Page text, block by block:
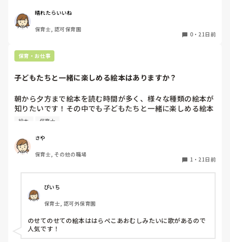
こんな園で働くメリットはなんですか？精神面が鍛えられ
る。正職の仕事が出来るようになる。明らかに頭がおかし
い。
仕事内容何も差がある事はありません。
私は園でやりたくないので家に持って帰ってやりますが、園
それが『違い』なんですか？え？やってる内容はきっと間違
月案、週案、おたより、行事の係、連絡帳の記入、ブログ。
これがパートの仕事なんですか？
前の園が神園だっただけですか？戻りたいなー。
長文お付き合い下さりありがとうございます😭✨
これまで、パートですが、長く保育士をしていて軽く痛いこ
とはこれまでもあったもののほぼ腰痛は無縁だったので、対
数日間、軽く片側の腰、足の付け根からが痛いと思いなが
の思いで起きたら今度はしゃがめない、かがめない。
その日は早番。
がむのはどこか持たないと無理なので、出勤はしたものの職
員が揃い次第早退させてもらって病院に行きました。
ただ、片側に痛みや違和感程度の重だるさはあります。
腰の痛みは、本当に初めてで戸惑っています。
腰痛を抱えている保育士さん多いと思います。何かアドバイ
スあったら教えてください。
晴れたらいいね
保育士, 認可保育園
0・ 21日前
保育・お仕事
子どもたちと一緒に楽しめる絵本はありますか？
朝から夕方まで絵本を読む時間が多く、様々な種類の絵本が
知りたいです！その中でも子どもたちと一緒に楽しめる絵本
が気になっています。
かしたり出来る絵本のおすすめを教えてください！
絵本 保育士
さや
保育士, その他の職場
1 ・ 21日前
ぴいち
保育士, 認可外保育園
のせてのせての絵本ははらぺこあおむしみたいに歌があるので
人気です！